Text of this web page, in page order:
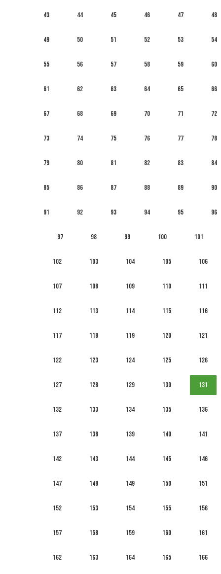
43 44 45 46 47 48
49 50 51 52 53 54
55 56 57 58 59 60
61 62 63 64 65 66
67 68 69 70 71 72
73 74 75 76 77 78
79 80 81 82 83 84
85 86 87 88 89 90
91 92 93 94 95 96
97 98 99 100 101
102 103 104 105 106
107 108 109 110 111
112 113 114 115 116
117 118 119 120 121
122 123 124 125 126
127 128 129 130 131
132 133 134 135 136
137 138 139 140 141
142 143 144 145 146
147 148 149 150 151
152 153 154 155 156
157 158 159 160 161
162 163 164 165 166